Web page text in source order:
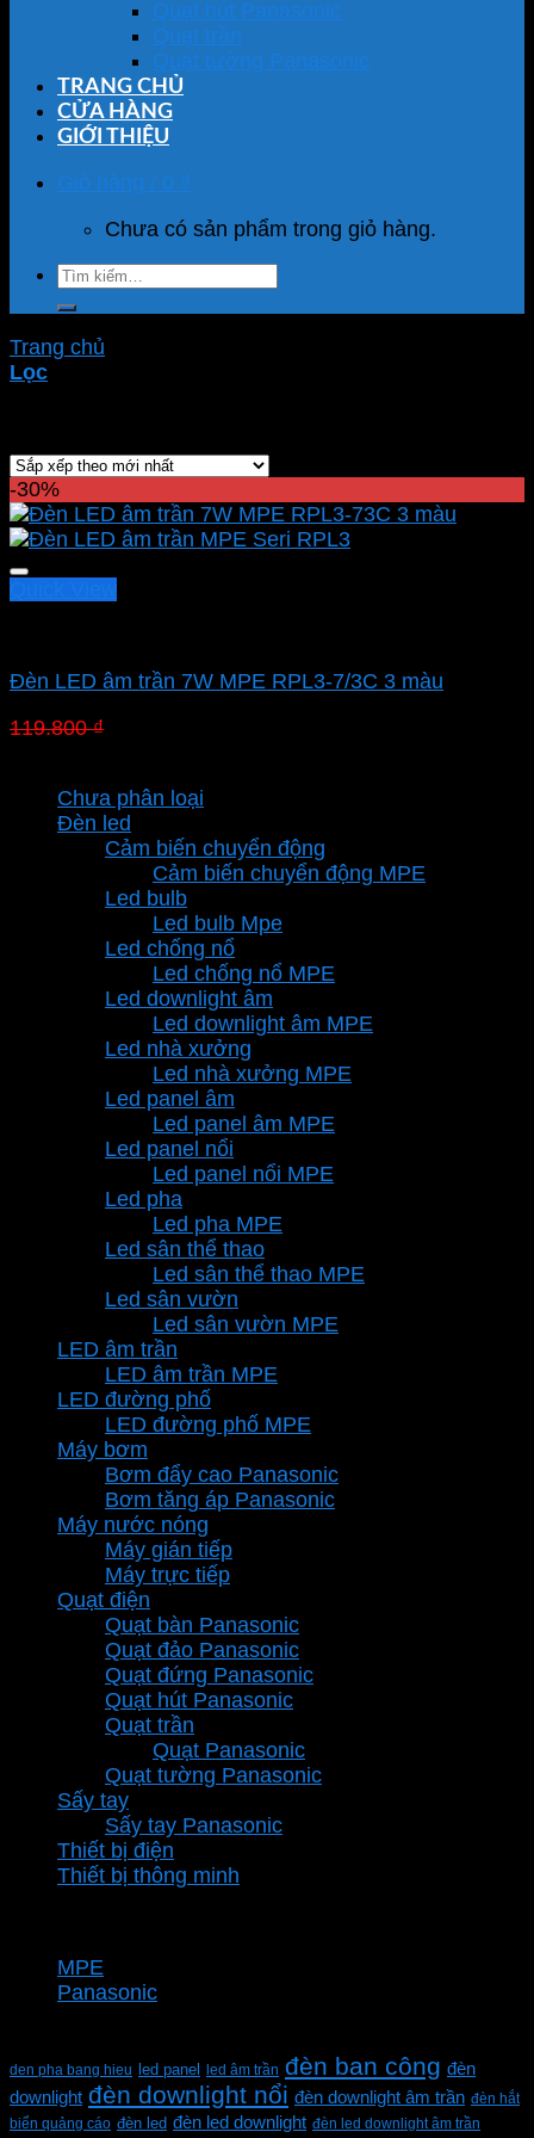
Quạt hút Panasonic
Quạt trần
Quạt tường Panasonic
TRANG CHỦ
CỬA HÀNG
GIỚI THIỆU
Giỏ hàng / 0 ₫
Chưa có sản phẩm trong giỏ hàng.
Tìm
kiếm:
Trang chủ
Lọc
-30%
Đèn LED âm trần 7W MPE RPL3-7/3C 3 màu
119.800₫
119.800 ₫.
là:
Chưa phân loại
Đèn led
Cảm biến chuyển động
Cảm biến chuyển động MPE
Led bulb
Led bulb Mpe
Led chống nổ
Led chống nổ MPE
Led downlight âm
Led downlight âm MPE
Led nhà xưởng
Led nhà xưởng MPE
Led panel âm
Led panel âm MPE
Led panel nổi
Led panel nổi MPE
Led pha
Led pha MPE
Led sân thể thao
Led sân thể thao MPE
Led sân vườn
Led sân vườn MPE
LED âm trần
LED âm trần MPE
LED đường phố
LED đường phố MPE
Máy bơm
Bơm đẩy cao Panasonic
Bơm tăng áp Panasonic
Máy nước nóng
Máy gián tiếp
Máy trực tiếp
Quạt điện
Quạt bàn Panasonic
Quạt đảo Panasonic
Quạt đứng Panasonic
Quạt hút Panasonic
Quạt trần
Quạt Panasonic
Quạt tường Panasonic
Sấy tay
Sấy tay Panasonic
Thiết bị điện
Thiết bị thông minh
MPE
Panasonic
den pha bang hieu led panel led âm trần đèn ban công đèn
downlight đèn downlight nổi đèn downlight âm trần đèn hắt
biển quảng cáo đèn led đèn led downlight đèn led downlight âm trần